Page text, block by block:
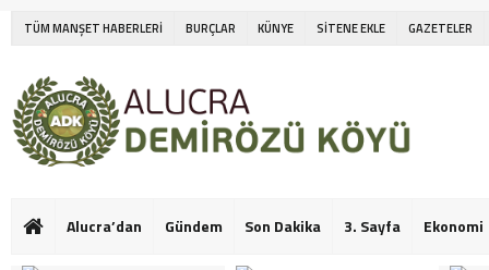
TÜM MANŞET HABERLERİ BURÇLAR KÜNYE SİTENE EKLE GAZETELER
Alucra’dan Gündem Son Dakika 3. Sayfa Ekonomi